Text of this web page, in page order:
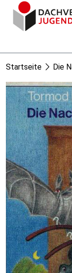
Startseite Die